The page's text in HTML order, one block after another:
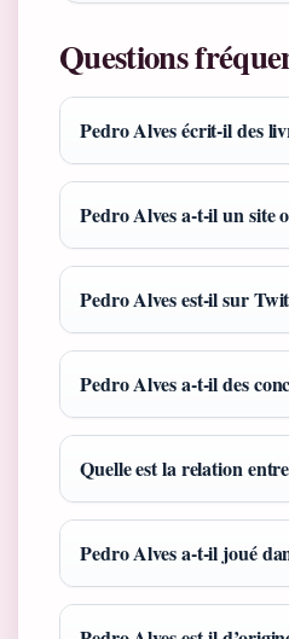
Questions
Pedro Alves écrit-il des
Pedro Alves a-t-il un site
Pedro Alves est-il sur
Pedro Alves a-t-il des
Quelle est la relation
Pedro Alves a-t-il joué